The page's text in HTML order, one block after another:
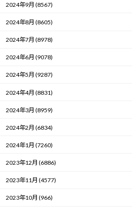
2024年9月 (8567)
2024年8月 (8605)
2024年7月 (8978)
2024年6月 (9078)
2024年5月 (9287)
2024年4月 (8831)
2024年3月 (8959)
2024年2月 (6834)
2024年1月 (7260)
2023年12月 (6886)
2023年11月 (4577)
2023年10月 (966)